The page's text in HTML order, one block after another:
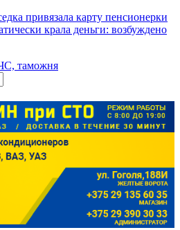
привязала карту пенсионерки
крала деньги: возбуждено
таможня